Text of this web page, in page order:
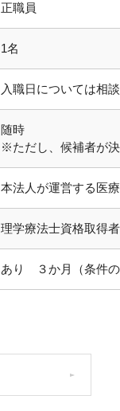
正職員
1名
入職日については相
随時
※ただし、候補者が
本法人が運営する医
理学療法士資格取得者
あり ３か月（条件